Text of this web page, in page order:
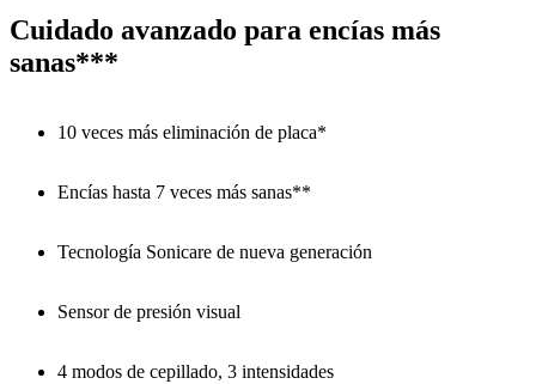
Cuidado avanzado para encías más
sanas***
10 veces más eliminación de placa*
Encías hasta 7 veces más sanas**
Tecnología Sonicare de nueva generación
Sensor de presión visual
4 modos de cepillado, 3 intensidades